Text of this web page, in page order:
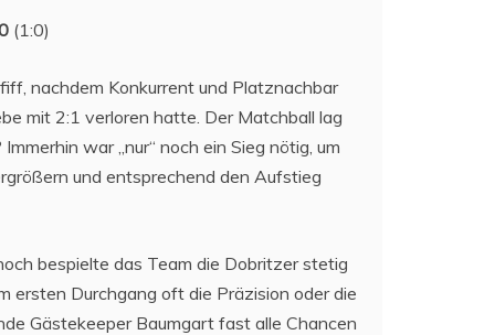
(1:0)
nachdem Konkurrent und Platznachbar
mit 2:1 verloren hatte. Der Matchball lag
war „nur“ noch ein Sieg nötig, um
und entsprechend den Aufstieg
bespielte das Team die Dobritzer stetig
ersten Durchgang oft die Präzision oder die
Gästekeeper Baumgart fast alle Chancen